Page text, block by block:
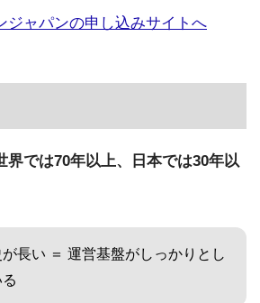
ジャパンの申し込みサイトへ
界では70年以上、日本では30年以
が長い ＝ 運営基盤がしっかりとし